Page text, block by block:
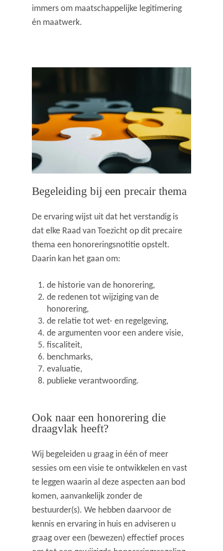
immers om maatschappelijke legitimering
én maatwerk.
Begeleiding bij een precair thema
De ervaring wijst uit dat het verstandig is
dat elke Raad van Toezicht op dit precaire
thema een honoreringsnotitie opstelt.
Daarin kan het gaan om:
de historie van de honorering,
de redenen tot wijziging van de
honorering,
de relatie tot wet- en regelgeving,
de argumenten voor een andere visie,
fiscaliteit,
benchmarks,
evaluatie,
publieke verantwoording.
Ook naar een honorering die
draagvlak heeft?
Wij begeleiden u graag in één of meer
sessies om een visie te ontwikkelen en vast
te leggen waarin al deze aspecten aan bod
komen, aanvankelijk zonder de
bestuurder(s). We hebben daarvoor de
kennis en ervaring in huis en adviseren u
graag over een (bewezen) effectief proces